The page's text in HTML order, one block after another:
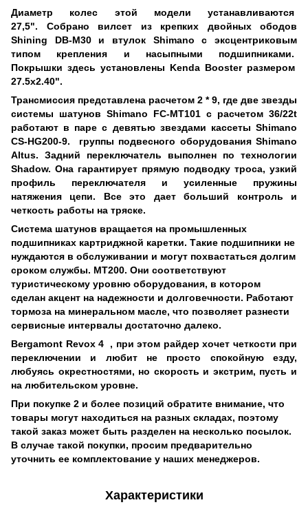
Диаметр колес этой модели устанавливаются
27,5". Собрано вилсет из крепких двойных ободов
Shining DB-M30 и втулок Shimano с эксцентриковым
типом крепления и насыпными подшипниками.
Покрышки здесь установлены Kenda Boosterразмером
27.5x2.40".
Трансмиссия представлена ​​расчетом 2 * 9, где две звезды
системы шатунов Shimano FC-MT101 с расчетом 36/22t
работают в паре с девятью звездами кассеты Shimano
CS-HG200-9. группы подвесного оборудования Shimano
Altus. Задний переключатель выполнен по технологии
Shadow. Она гарантирует прямую подводку троса, узкий
профиль переключателя и усиленные пружины
натяжения цепи. Все это дает больший контроль и
четкость работы на тряске.
Система шатунов вращается на промышленных
подшипниках картриджной каретки. Такие подшипники не
нуждаются в обслуживании и могут похвастаться долгим
сроком службы. MT200. Они соответствуют
туристическому уровню оборудования, в котором
сделан акцент на надежности и долговечности. Работают
тормоза на минеральном масле, что позволяет разнести
сервисные интервалы достаточно далеко.
Bergamont Revox 4 , при этом райдер хочет четкости при
переключении и любит не просто спокойную езду,
любуясь окрестностями, но скорость и экстрим, пусть и
на любительском уровне.
При покупке 2 и более позиций обратите внимание, что
товары могут находиться на разных складах, поэтому
такой заказ может быть разделен на несколько посылок.
В случае такой покупки, просим предварительно
уточнить ее комплектование у наших менеджеров.
Характеристики